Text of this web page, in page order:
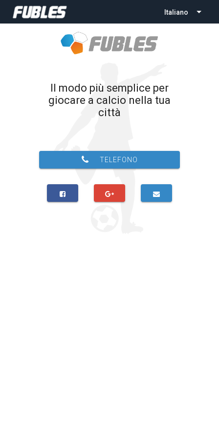
Italiano
Il modo più semplice per
giocare a calcio nella tua
città
TELEFONO